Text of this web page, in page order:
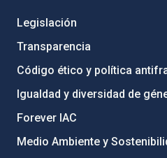
Legislación
Transparencia
Código ético y política
Igualdad y diversidad de
Forever IAC
Medio Ambiente y